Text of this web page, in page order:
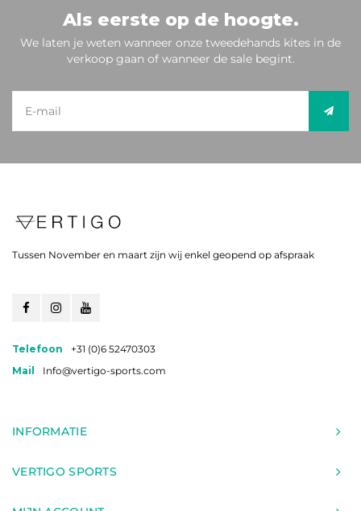
Als eerste op de hoogte.
We laten je weten wanneer onze tweedehands kites in de
verkoop gaan of wanneer de sale begint.
Tussen November en maart zijn wij enkel geopend op afspraak
Telefoon
+31 (0)6 52470303
Mail
Info@vertigo-sports.com
INFORMATIE
VERTIGO SPORTS